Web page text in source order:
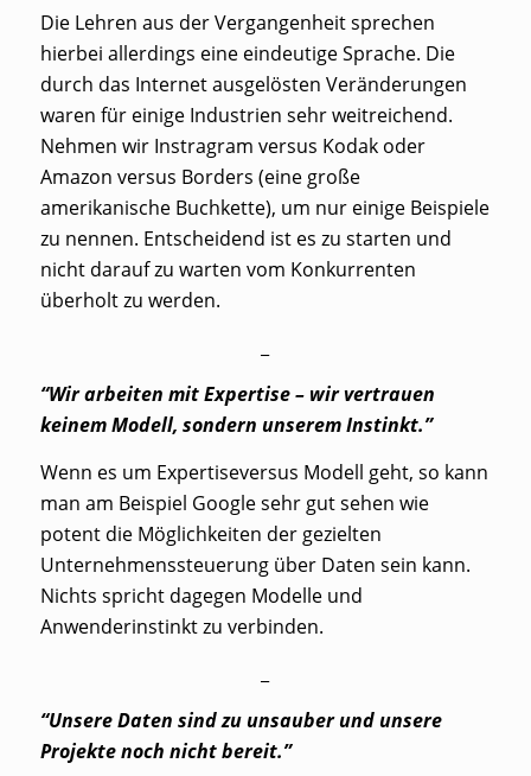
Die Lehren aus der Vergangenheit sprechen
hierbei allerdings eine eindeutige Sprache. Die
durch das Internet ausgelösten Veränderungen
waren für einige Industrien sehr weitreichend.
Nehmen wir Instragram versus Kodak oder
Amazon versus Borders (eine große
amerikanische Buchkette), um nur einige Beispiele
zu nennen. Entscheidend ist es zu starten und
nicht darauf zu warten vom Konkurrenten
überholt zu werden.
“Wir arbeiten mit Expertise – wir vertrauen
keinem Modell, sondern unserem Instinkt.”
Wenn es um Expertiseversus Modell geht, so kann
man am Beispiel Google sehr gut sehen wie
potent die Möglichkeiten der gezielten
Unternehmenssteuerung über Daten sein kann.
Nichts spricht dagegen Modelle und
Anwenderinstinkt zu verbinden.
“Unsere Daten sind zu unsauber und unsere
Projekte noch nicht bereit.”